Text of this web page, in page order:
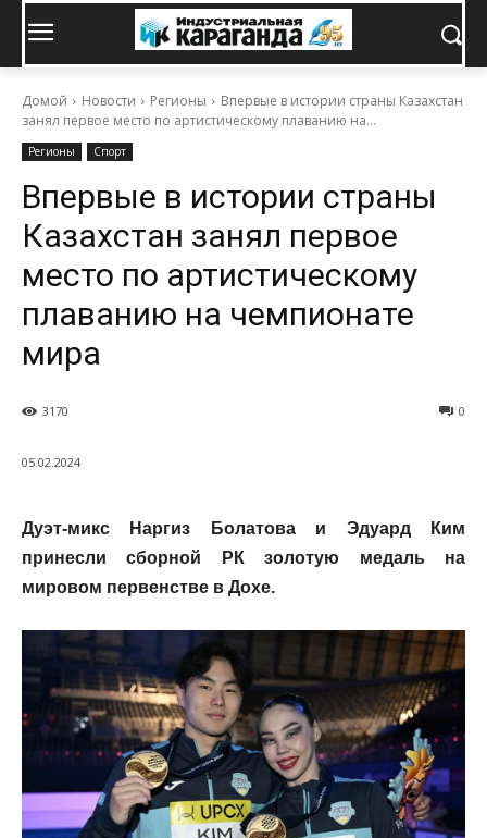
Домой Новости Регионы
Впервые в истории страны Казахстан
занял первое место по артистическому плаванию на...
Регионы Спорт
Впервые в истории страны
Казахстан занял первое
место по артистическому
плаванию на чемпионате
мира
0
3170
05.02.2024
Дуэт-микс Наргиз Болатова и Эдуард Ким
принесли сборной РК золотую медаль на
мировом первенстве в Дохе.